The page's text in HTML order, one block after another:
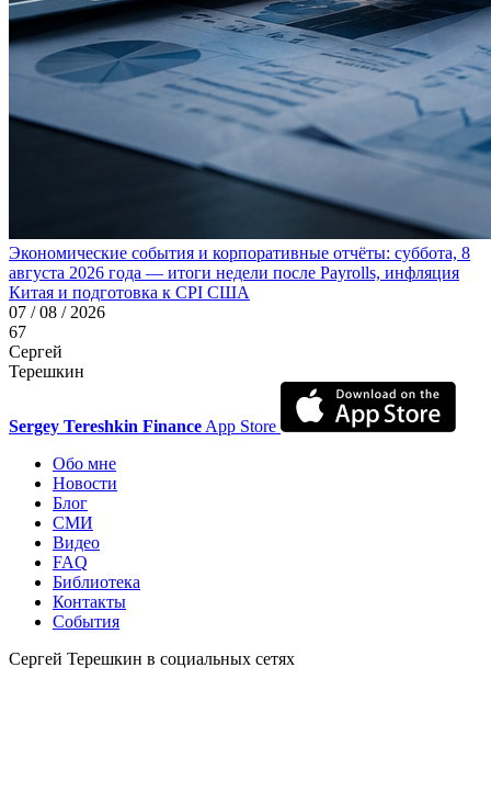
Экономические события и корпоративные отчёты: суббота, 8
августа 2026 года — итоги недели после Payrolls, инфляция
Китая и подготовка к CPI США
07 / 08 / 2026
67
Сергей
Терешкин
Sergey Tereshkin Finance App Store
Обо мне
Новости
Блог
СМИ
Видео
FAQ
Библиотека
Контакты
События
Сергей Терешкин в социальных сетях